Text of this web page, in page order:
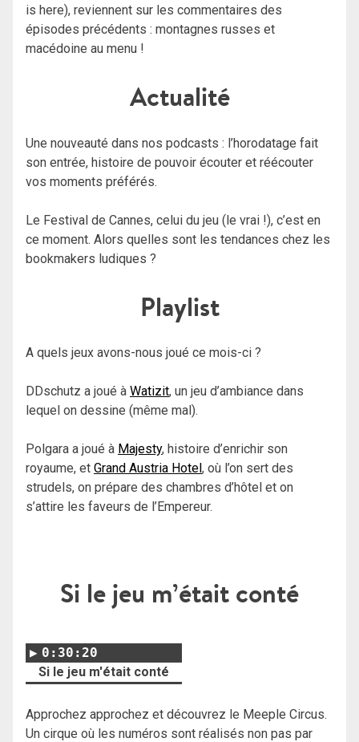
is here), reviennent sur les commentaires des
épisodes précédents : montagnes russes et
macédoine au menu !
Actualité
Une nouveauté dans nos podcasts : l’horodatage fait
son entrée, histoire de pouvoir écouter et réécouter
vos moments préférés.
Le Festival de Cannes, celui du jeu (le vrai !), c’est en
ce moment. Alors quelles sont les tendances chez les
bookmakers ludiques ?
Playlist
A quels jeux avons-nous joué ce mois-ci ?
DDschutz a joué à Watizit, un jeu d’ambiance dans
lequel on dessine (même mal).
Polgara a joué à Majesty, histoire d’enrichir son
royaume, et Grand Austria Hotel, où l’on sert des
strudels, on prépare des chambres d’hôtel et on
s’attire les faveurs de l’Empereur.
Si le jeu m’était conté
0:30:20
Si le jeu m'était conté
Approchez approchez et découvrez le Meeple Circus.
Un cirque où les numéros sont réalisés non pas par